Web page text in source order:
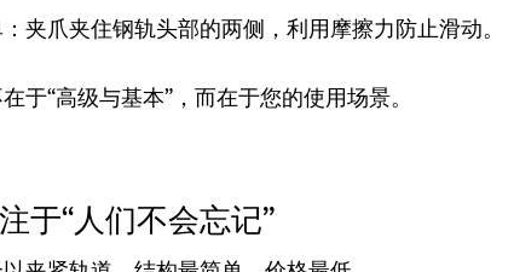
夹爪夹住钢轨头部的两侧，利用摩擦力防止滑动。
“高级与基本”，而在于您的使用场景。
于“人们不会忘记”